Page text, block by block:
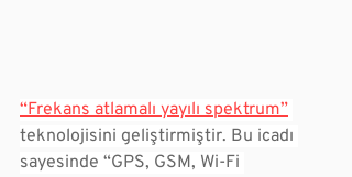
“Frekans atlamalı yayılı spektrum”
teknolojisini geliştirmiştir. Bu icadı
sayesinde “GPS, GSM, Wi-Fi